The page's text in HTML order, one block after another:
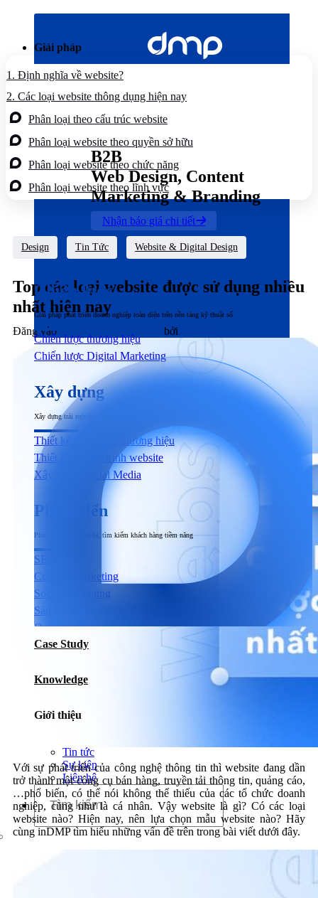
dung
Giải pháp
B2B
Web Design, Content
Marketing & Branding
Nhận báo giá chi tiết
Chiến lược
Giải pháp phát triển doanh nghiệp toàn diện trên nền tảng kỹ thuật số
Chiến lược thương hiệu
Chiến lược Digital Marketing
Xây dựng
Xây dựng trải nghiệm người dùng đầu cuối tương tác với sản phẩm & dịch vụ
Thiết kế nhận diện thương hiệu
Thiết kế & Lập trình website
Xây dựng Social Media
Phát triển
Phát triển thương hiệu, tìm kiếm khách hàng tiềm năng
SEO
Content Marketing
Social Marketing
Sản xuất hình ảnh & Video
Quảng cáo trả phí
Dịch vụ chăm sóc website
Case Study
Knowledge
Giới thiệu
Tin tức
Sự kiện
Liên hệ
1. Định nghĩa về website?
2. Các loại website thông dụng hiện nay
Phân loại theo cấu trúc website
Phân loại website theo quyền sở hữu
Phân loại website theo chức năng
Phân loại website theo lĩnh vực
Design Tin Tức Website & Digital Design
Top các loại website được sử dụng nhiều
nhất hiện nay
Đăng vào bởi
Với sự phát triển của công nghệ thông tin thì website đang dần
trở thành một công cụ bán hàng, truyền tải thông tin, quảng cáo,
…phổ biến, có thể nói không thể thiếu của các tổ chức doanh
nghiệp, cũng như là cá nhân. Vậy website là gì? Có các loại
website nào? Hiện nay, nên lựa chọn mẫu website nào? Hãy
cùng inDMP tìm hiểu những vấn đề trên trong bài viết dưới đây.